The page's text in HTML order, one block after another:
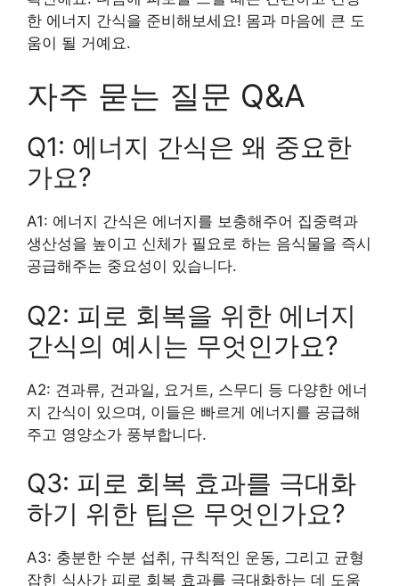
한 에너지 간식을 준비해보세요! 몸과 마음에 큰 도
움이 될 거예요.
자주 묻는 질문 Q&A
Q1: 에너지 간식은 왜 중요한
가요?
A1: 에너지 간식은 에너지를 보충해주어 집중력과
생산성을 높이고 신체가 필요로 하는 음식물을 즉시
공급해주는 중요성이 있습니다.
Q2: 피로 회복을 위한 에너지
간식의 예시는 무엇인가요?
A2: 견과류, 건과일, 요거트, 스무디 등 다양한 에너
지 간식이 있으며, 이들은 빠르게 에너지를 공급해
주고 영양소가 풍부합니다.
Q3: 피로 회복 효과를 극대화
하기 위한 팁은 무엇인가요?
A3: 충분한 수분 섭취, 규칙적인 운동, 그리고 균형
잡힌 식사가 피로 회복 효과를 극대화하는 데 도움